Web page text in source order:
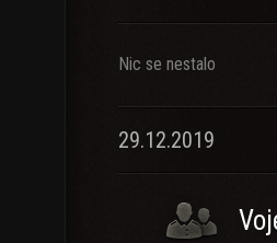
Nic se nestalo
29.12.2019